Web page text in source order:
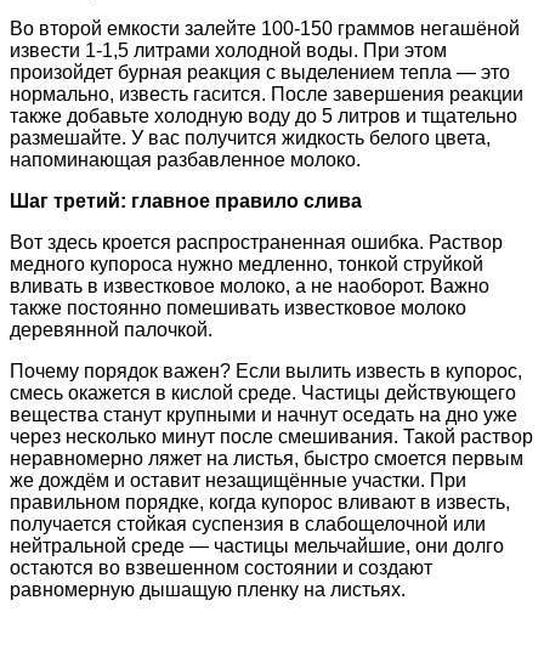
Во второй емкости залейте 100-150 граммов негашёной
извести 1-1,5 литрами холодной воды. При этом
произойдет бурная реакция с выделением тепла — это
нормально, известь гасится. После завершения реакции
также добавьте холодную воду до 5 литров и тщательно
размешайте. У вас получится жидкость белого цвета,
напоминающая разбавленное молоко.
Шаг третий: главное правило слива
Вот здесь кроется распространенная ошибка. Раствор
медного купороса нужно медленно, тонкой струйкой
вливать в известковое молоко, а не наоборот. Важно
также постоянно помешивать известковое молоко
деревянной палочкой.
Почему порядок важен? Если вылить известь в купорос,
смесь окажется в кислой среде. Частицы действующего
вещества станут крупными и начнут оседать на дно уже
через несколько минут после смешивания. Такой раствор
неравномерно ляжет на листья, быстро смоется первым
же дождём и оставит незащищённые участки. При
правильном порядке, когда купорос вливают в известь,
получается стойкая суспензия в слабощелочной или
нейтральной среде — частицы мельчайшие, они долго
остаются во взвешенном состоянии и создают
равномерную дышащую пленку на листьях.